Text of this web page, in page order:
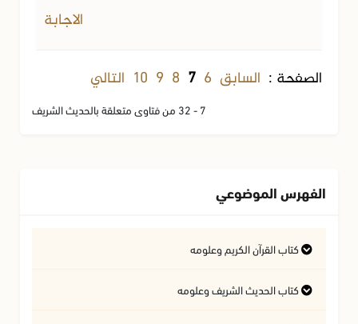
الاجابة
الصفحة : السابق 6
7
8
9
10 التالي
7 - 32 من فتاوى متعلقة بالحديث الشريف
الفهرس الموضوعي
كتاب القرآن الكريم وعلومه
التفسير وعلوم القرآن
كتاب الحديث الشريف وعلومه